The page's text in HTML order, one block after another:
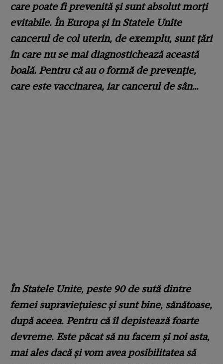
care poate fi prevenită și sunt absolut morți
evitabile. În Europa și în Statele Unite
cancerul de col uterin, de exemplu, sunt țări
în care nu se mai diagnostichează această
boală. Pentru că au o formă de prevenție,
care este vaccinarea, iar cancerul de sân…
În Statele Unite, peste 90 de sută dintre
femei supraviețuiesc și sunt bine, sănătoase,
după aceea. Pentru că îl depistează foarte
devreme. Este păcat să nu facem și noi asta,
mai ales dacă și vom avea posibilitatea să